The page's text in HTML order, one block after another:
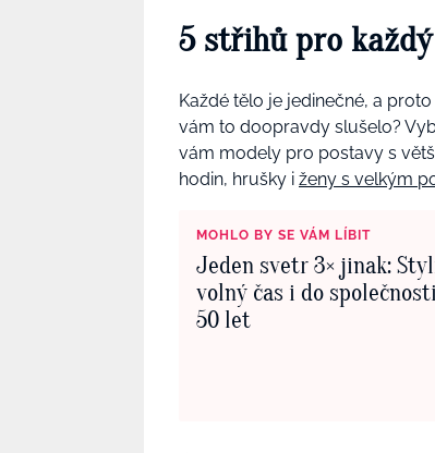
5 střihů pro
Každé tělo je jedinečné, a
vám to doopravdy slušelo?
vám modely pro postavy s
hodin, hrušky i ženy s velkým
MOHLO BY SE VÁM LÍBIT
Jeden svetr 3× jinak:
volný čas i do
50 let